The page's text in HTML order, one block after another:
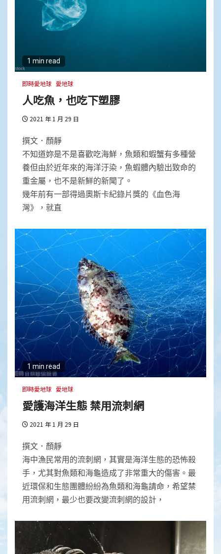
1 min read
即時愛地球 愛地球
人吃魚，也吃下塑膠
2021 年 1 月 29 日
撰文．顏靜
不知道妳是不是喜歡吃海鮮，魚類和蝦蟹有多種營
養但由於近年來的海洋汙染，魚蝦體內驗出致命的
重金屬，也不是新鮮的新聞了。
幾年前有一部得過奧斯卡紀錄片獎的《血色海
灣》，就直
1 min read
即時愛地球 愛地球
愛護海洋生態 禁用流刺網
2021 年 1 月 29 日
撰文．顏靜
海中漁民常用的流刺網，其實是海洋生態的恐怖殺
手，尤其對魚類和海龜造成了非常重大的傷害。最
近環保和生態團體紛紛為魚類和海龜請命，希望禁
用流刺網，最少也要改變流刺網的設計，